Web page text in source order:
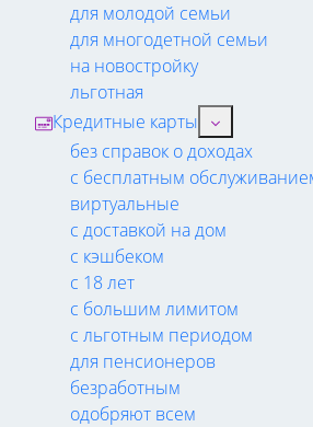
для молодой семьи
для многодетной семьи
на новостройку
льготная
Кредитные карты
без справок о доходах
с бесплатным
виртуальные
с доставкой на дом
с кэшбеком
с 18 лет
с большим лимитом
с льготным периодом
для пенсионеров
безработным
одобряют всем